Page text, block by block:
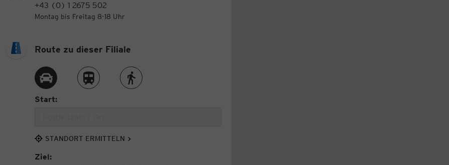
+43 (0) 1 2675 502
Montag bis Freitag 8-18 Uhr
Route zu dieser Filiale
Route per AutoRoute per ZugRoute zu Fuß
Start:
STANDORT ERMITTELN
Ziel: